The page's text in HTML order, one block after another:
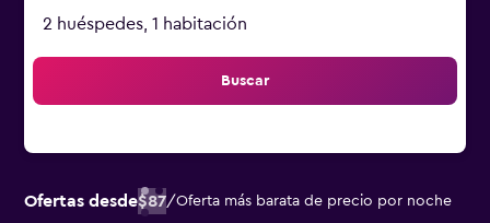
2 huéspedes, 1 habitación
Buscar
Ofertas desde$87/Oferta más barata de precio por noche